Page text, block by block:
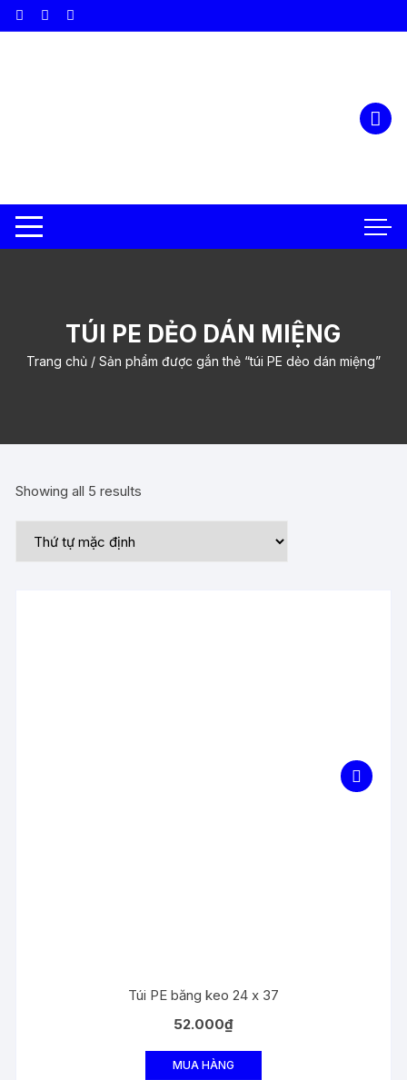
Chuyển
tới
TÚI PE DẺO DÁN MIỆNG
Trang chủ/ Sản phẩm được gắn thẻ “túi PE dẻo dán miệng”
Showing all 5 results
Túi PE băng keo 24 x 37
52.000₫
MUA HÀNG